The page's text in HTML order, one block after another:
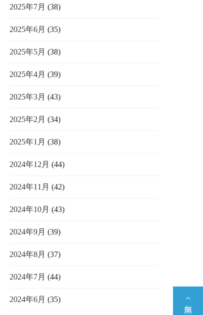
2025年7月 (38)
2025年6月 (35)
2025年5月 (38)
2025年4月 (39)
2025年3月 (43)
2025年2月 (34)
2025年1月 (38)
2024年12月 (44)
2024年11月 (42)
2024年10月 (43)
2024年9月 (39)
2024年8月 (37)
2024年7月 (44)
2024年6月 (35)